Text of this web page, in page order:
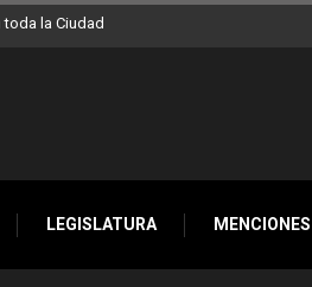
la Ciudad
LEGISLATURA MENCIONES